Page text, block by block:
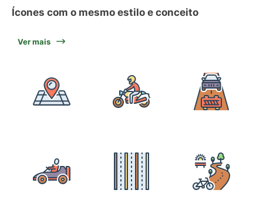
Ícones com o mesmo estilo e conceito
Ver mais